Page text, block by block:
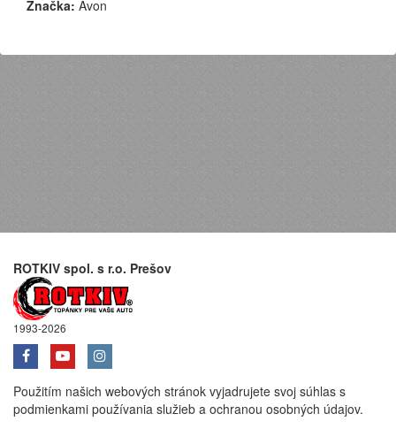
Značka: Avon
ROTKIV spol. s r.o. Prešov
1993-2026
Použitím našich webových stránok vyjadrujete svoj súhlas s
podmienkami používania služieb a ochranou osobných údajov.